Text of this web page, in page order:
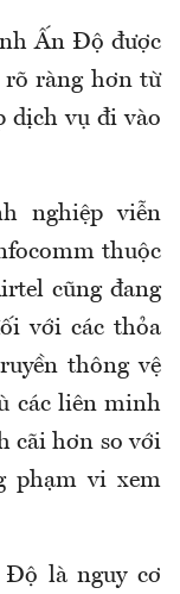
Ấn Độ được
rõ ràng hơn từ
dịch vụ đi vào
nghiệp viễn
thuộc
cũng đang
với các thỏa
thông vệ
các liên minh
cãi hơn so với
phạm vi xem
là nguy cơ